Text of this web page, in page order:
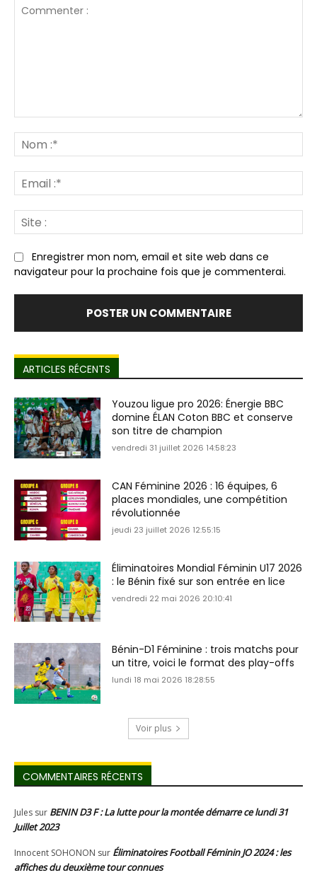
:*
:*
:
Enregistrer mon nom, email et site web dans ce
navigateur pour la prochaine fois que je commenterai.
ARTICLES RÉCENTS
Youzou ligue pro 2026: Énergie BBC
domine ÉLAN Coton BBC et conserve
son titre de champion
vendredi 31 juillet 2026 14:58:23
CAN Féminine 2026 : 16 équipes, 6
places mondiales, une compétition
révolutionnée
jeudi 23 juillet 2026 12:55:15
Éliminatoires Mondial Féminin U17 2026
: le Bénin fixé sur son entrée en lice
vendredi 22 mai 2026 20:10:41
Bénin-D1 Féminine : trois matchs pour
un titre, voici le format des play-offs
lundi 18 mai 2026 18:28:55
Voir plus
COMMENTAIRES RÉCENTS
Jules sur BENIN D3 F : La lutte pour la montée démarre ce lundi 31
Juillet 2023
Innocent SOHONON sur Éliminatoires Football Féminin JO 2024 : les
affiches du deuxième tour connues